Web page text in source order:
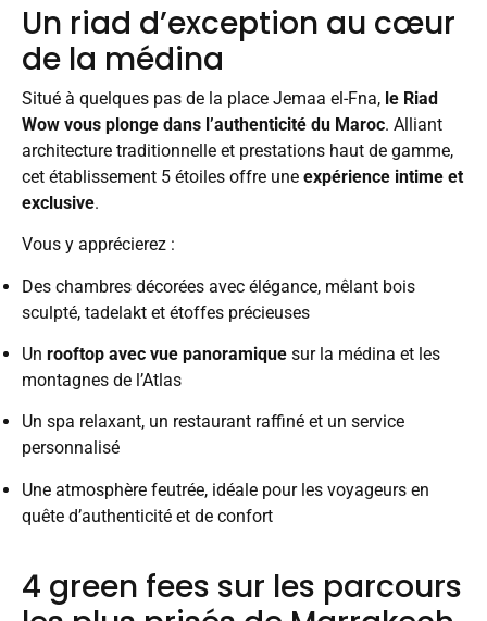
Un riad d’exception au cœur
de la médina
Situé à quelques pas de la place Jemaa el-Fna, le Riad
Wow vous plonge dans l’authenticité du Maroc. Alliant
architecture traditionnelle et prestations haut de gamme,
cet établissement 5 étoiles offre une expérience intime et
exclusive.
Vous y apprécierez :
Des chambres décorées avec élégance, mêlant bois
sculpté, tadelakt et étoffes précieuses
Un rooftop avec vue panoramiquesur la médina et les
montagnes de l’Atlas
Un spa relaxant, un restaurant raffiné et un service
personnalisé
Une atmosphère feutrée, idéale pour les voyageurs en
quête d’authenticité et de confort
4 green fees sur les parcours